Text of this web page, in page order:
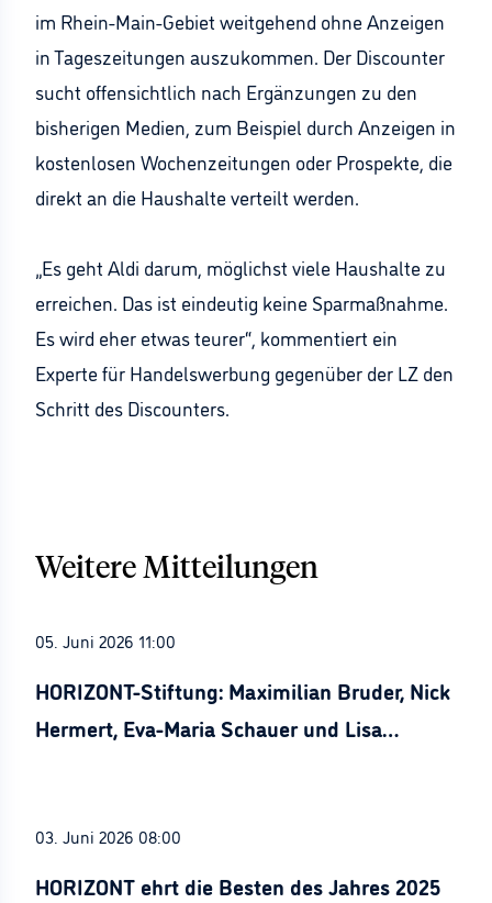
im Rhein-Main-Gebiet weitgehend ohne Anzeigen
in Tageszeitungen auszukommen. Der Discounter
sucht offensichtlich nach Ergänzungen zu den
bisherigen Medien, zum Beispiel durch Anzeigen in
kostenlosen Wochenzeitungen oder Prospekte, die
direkt an die Haushalte verteilt werden.
„Es geht Aldi darum, möglichst viele Haushalte zu
erreichen. Das ist eindeutig keine Sparmaßnahme.
Es wird eher etwas teurer“, kommentiert ein
Experte für Handelswerbung gegenüber der LZ den
Schritt des Discounters.
Weitere Mitteilungen
05. Juni 2026 11:00
HORIZONT-Stiftung: Maximilian Bruder, Nick
Hermert, Eva-Maria Schauer und Lisa
03. Juni 2026 08:00
HORIZONT ehrt die Besten des Jahres 2025